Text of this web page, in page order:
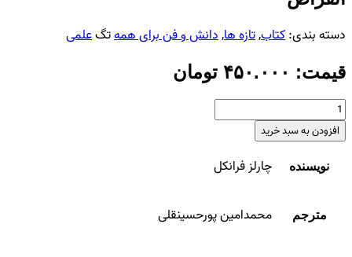
دسته بندی:کتاب,تازه ها,دانش‌ و ‌فن‌ براى همهتگعلمی
قیمت: ۴۵۰.۰۰۰ تومان
انقراض
عددافزودن به سبد خرید
نویسنده چارلز فرانکل
مترجم محمدامین پورحسینقلی